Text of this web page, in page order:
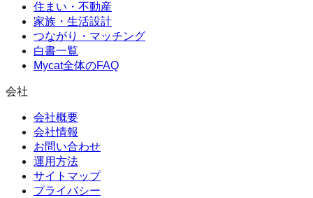
住まい・不動産
家族・生活設計
つながり・マッチング
白書一覧
Mycat全体のFAQ
会社
会社概要
会社情報
お問い合わせ
運用方法
サイトマップ
プライバシー